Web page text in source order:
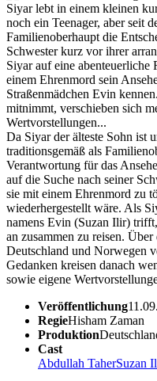
Siyar lebt in einem kleinen
noch ein Teenager, aber seit
Familienoberhaupt die
Schwester kurz vor ihrer
Siyar auf eine
einem Ehrenmord sein
Straßenmädchen Evin
mitnimmt, verschieben sich
Wertvorstellungen...
Da Siyar der älteste Sohn ist
traditionsgemäß als
Verantwortung für das
auf die Suche nach seiner
sie mit einem Ehrenmord zu
wiederhergestellt wäre. Als
namens Evin (Suzan Ilir)
an zusammen zu reisen.
Deutschland und Norwegen
Gedanken kreisen danach
sowie eigene
Veröffentlichung
RegieHisham Zaman
Produktion
Cast
Abdullah TaherSuzan